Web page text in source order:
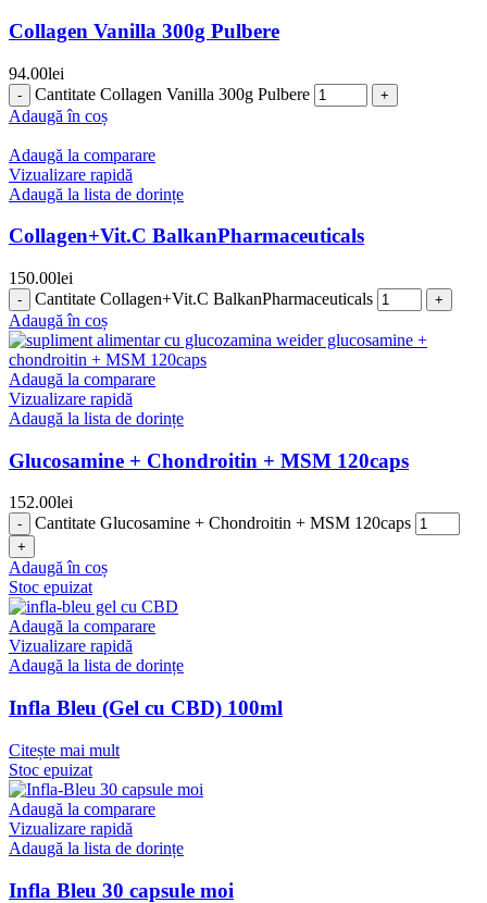
Collagen Vanilla 300g Pulbere
94.00lei
Cantitate Collagen Vanilla 300g Pulbere
Adaugă în coș
Adaugă la comparare
Vizualizare rapidă
Adaugă la lista de dorințe
Collagen+Vit.C BalkanPharmaceuticals
150.00lei
Cantitate Collagen+Vit.C BalkanPharmaceuticals
Adaugă în coș
Adaugă la comparare
Vizualizare rapidă
Adaugă la lista de dorințe
Glucosamine + Chondroitin + MSM 120caps
152.00lei
Cantitate Glucosamine + Chondroitin + MSM 120caps
Adaugă în coș
Stoc epuizat
Adaugă la comparare
Vizualizare rapidă
Adaugă la lista de dorințe
Infla Bleu (Gel cu CBD) 100ml
Citește mai mult
Stoc epuizat
Adaugă la comparare
Vizualizare rapidă
Adaugă la lista de dorințe
Infla Bleu 30 capsule moi